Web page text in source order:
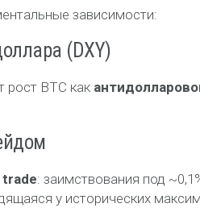
зависимости:
(DXY)
рост BTC как
: заимствования под
у исторических